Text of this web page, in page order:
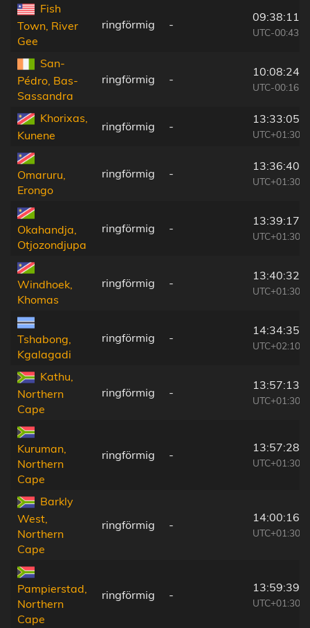
Fish
Town, River
Gee
ringförmig -
09:38:11
UTC-00:43
San-
Pédro, Bas-
Sassandra
ringförmig -
10:08:24
UTC-00:16
Khorixas,
Kunene
ringförmig -
13:33:05
UTC+01:30
Omaruru,
Erongo
ringförmig -
13:36:40
UTC+01:30
Okahandja,
Otjozondjupa
ringförmig -
13:39:17
UTC+01:30
Windhoek,
Khomas
ringförmig -
13:40:32
UTC+01:30
Tshabong,
Kgalagadi
ringförmig -
14:34:35
UTC+02:10
Kathu,
Northern
Cape
ringförmig -
13:57:13
UTC+01:30
Kuruman,
Northern
Cape
ringförmig -
13:57:28
UTC+01:30
Barkly
West,
Northern
Cape
ringförmig -
14:00:16
UTC+01:30
Pampierstad,
Northern
Cape
ringförmig -
13:59:39
UTC+01:30